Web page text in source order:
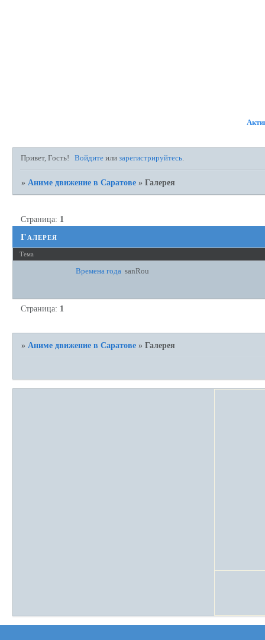
Привет, Гость! Войдите илизарегистрируйтесь.
» Аниме движение в Саратове »Галерея
Галерея
Страница: 1
Тема
Времена года sanRou
Страница: 1
» Аниме движение в Саратове »Галерея